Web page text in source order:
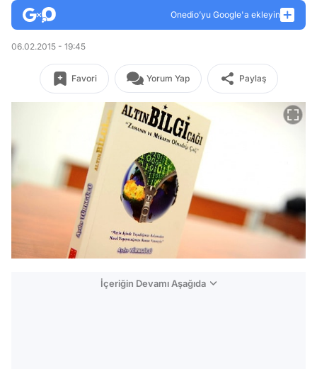
Onedio’yu Google'a ekleyin
06.02.2015 - 19:45
Favori Yorum Yap Paylaş
İçeriğin Devamı Aşağıda